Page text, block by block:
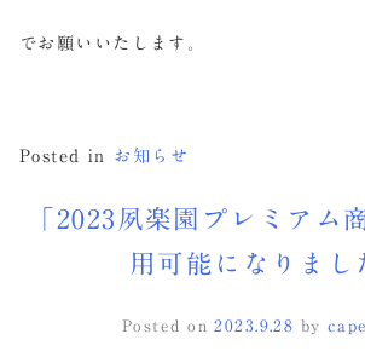
でお願いいたします。
Posted in お知らせ
「2023夙楽園プレミアム
用可能になりまし
Posted on2023.9.28 by